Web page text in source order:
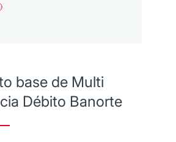
base de Multi
Débito Banorte